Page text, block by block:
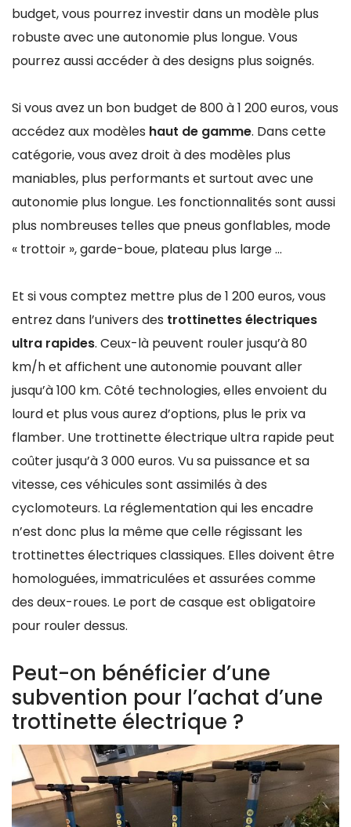
budget, vous pourrez investir dans un modèle plus
robuste avec une autonomie plus longue. Vous
pourrez aussi accéder à des designs plus soignés.
Si vous avez un bon budget de 800 à 1 200 euros, vous
accédez aux modèles haut de gamme. Dans cette
catégorie, vous avez droit à des modèles plus
maniables, plus performants et surtout avec une
autonomie plus longue. Les fonctionnalités sont aussi
plus nombreuses telles que pneus gonflables, mode
« trottoir », garde-boue, plateau plus large …
Et si vous comptez mettre plus de 1 200 euros, vous
entrez dans l’univers des trottinettes électriques
ultra rapides. Ceux-là peuvent rouler jusqu’à 80
km/h et affichent une autonomie pouvant aller
jusqu’à 100 km. Côté technologies, elles envoient du
lourd et plus vous aurez d’options, plus le prix va
flamber. Une trottinette électrique ultra rapide peut
coûter jusqu’à 3 000 euros. Vu sa puissance et sa
vitesse, ces véhicules sont assimilés à des
cyclomoteurs. La réglementation qui les encadre
n’est donc plus la même que celle régissant les
trottinettes électriques classiques. Elles doivent être
homologuées, immatriculées et assurées comme
des deux-roues. Le port de casque est obligatoire
pour rouler dessus.
Peut-on bénéficier d’une
subvention pour l’achat d’une
trottinette électrique ?